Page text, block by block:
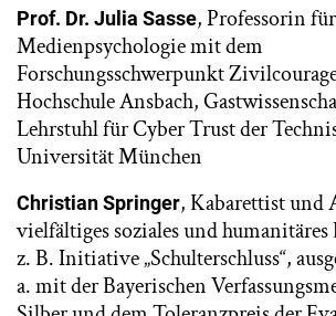
Prof. Dr. Julia Sasse, Professorin für
Medienpsychologie mit dem
Forschungsschwerpunkt
Hochschule Ansbach,
Lehrstuhl für Cyber Trust der
Universität München
Christian Springer, Kabarettist und
vielfältiges soziales und humanitäres
z. B. Initiative „Schulterschluss“,
a. mit der Bayerischen